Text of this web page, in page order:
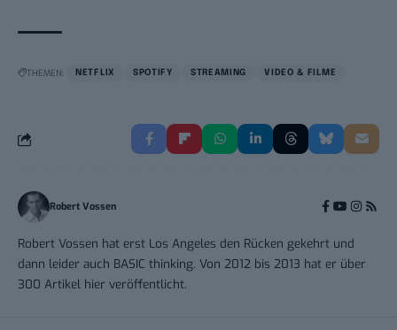
THEMEN: NETFLIX SPOTIFY STREAMING VIDEO & FILME
Robert Vossen
Robert Vossen hat erst Los Angeles den Rücken gekehrt und
dann leider auch BASIC thinking. Von 2012 bis 2013 hat er über
300 Artikel hier veröffentlicht.